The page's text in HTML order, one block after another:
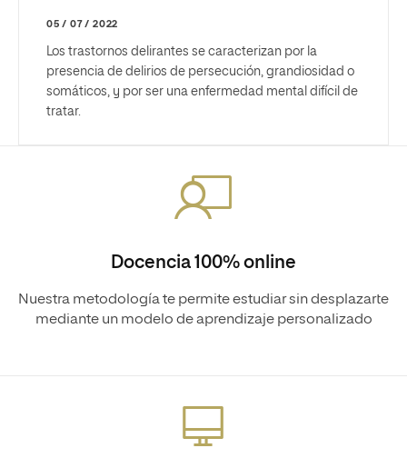
05 / 07 / 2022
Los trastornos delirantes se caracterizan por la
presencia de delirios de persecución, grandiosidad o
somáticos, y por ser una enfermedad mental difícil de
tratar.
Docencia 100% online
Nuestra metodología te permite estudiar sin desplazarte
mediante un modelo de aprendizaje personalizado